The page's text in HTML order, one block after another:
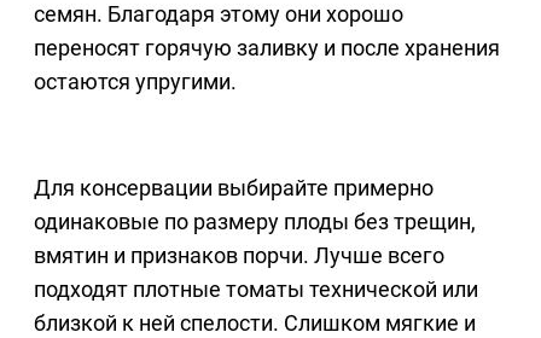
семян. Благодаря этому они хорошо
переносят горячую заливку и после хранения
остаются упругими.
Для консервации выбирайте примерно
одинаковые по размеру плоды без трещин,
вмятин и признаков порчи. Лучше всего
подходят плотные томаты технической или
близкой к ней спелости. Слишком мягкие и